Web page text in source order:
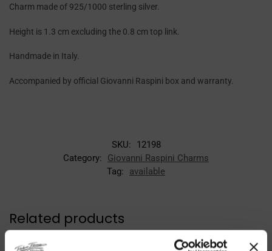
Charm made of 925/1000 sterling silver.
Height is 1.3 cm excluding the 0.8 cm top link.
Handmade in Italy.
Accompanied by official Giovanni Raspini box and warranty.
SKU:
12198
Category:
Giovanni Raspini Charms
Tag:
available
Related products